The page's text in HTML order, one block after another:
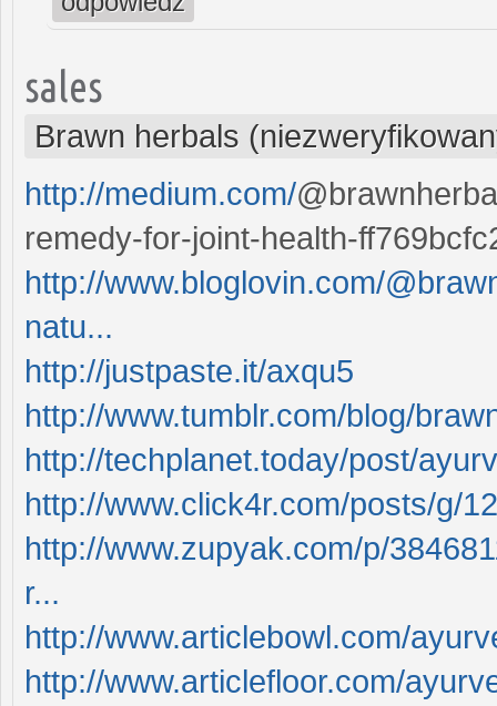
sales
Brawn herbals
http://medium.com/
remedy-for-joint-health-
http://www.bloglovin.com/
natu...
http://justpaste.it/axqu5
http://www.tumblr.com/blog/
http://techplanet.today/post/
http://www.click4r.com/posts/g/
http://www.zupyak.com/p/
r...
http://www.articlebowl.com/
http://www.articlefloor.com/